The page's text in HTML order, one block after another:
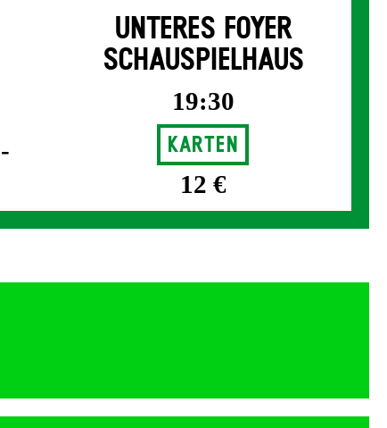
-
UNTERES FOYER
SCHAUSPIELHAUS
19:30
Karten
12 €